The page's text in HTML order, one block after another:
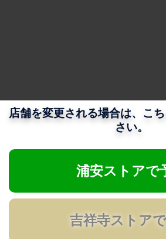
店舗を変更される場合は、こ
さい。
浦安ストアで
吉祥寺ストア